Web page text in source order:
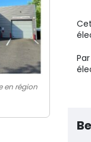
en région